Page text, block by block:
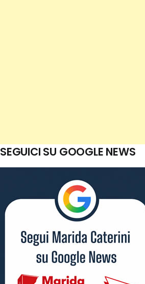
SEGUICI SU GOOGLE NEWS